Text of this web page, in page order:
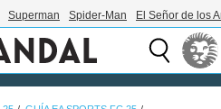
Superman Spider-Man El Señor de los